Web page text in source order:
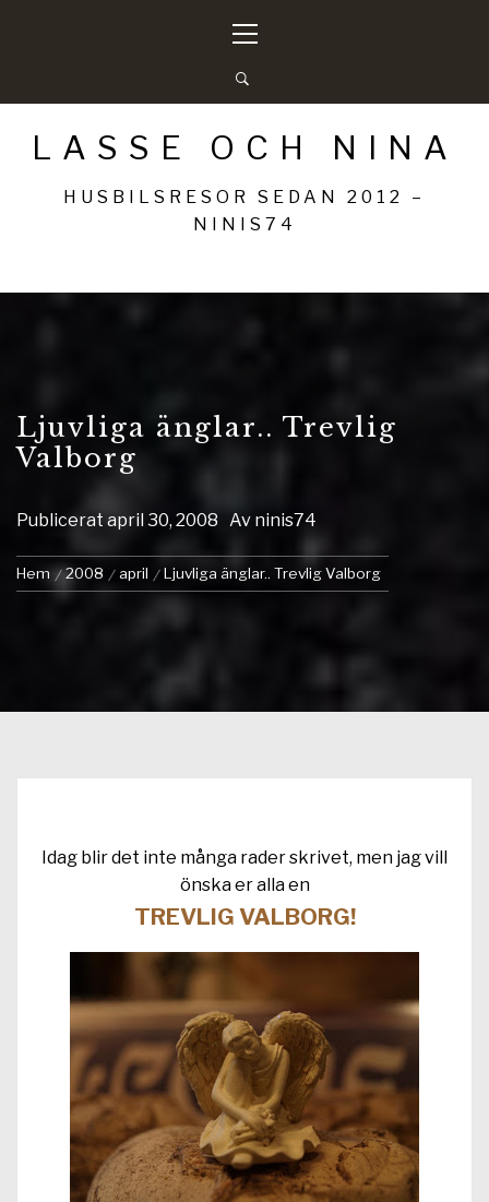
meny
LASSE OCH NINA
HUSBILSRESOR SEDAN 2012 –
NINIS74
Ljuvliga änglar.. Trevlig
Valborg
Publicerat april 30, 2008 Av ninis74
Hem 2008 april Ljuvliga änglar.. Trevlig Valborg
Idag blir det inte många rader skrivet, men jag vill
önska er alla en
TREVLIG VALBORG!